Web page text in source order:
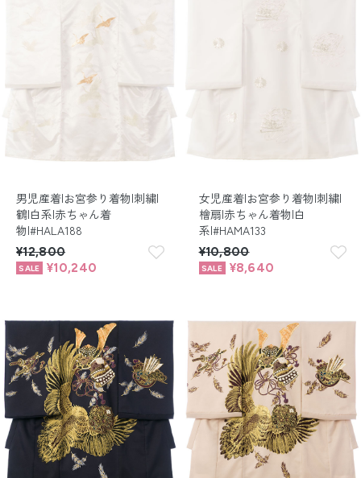
色打掛&紋付袴レンタル
引き振袖レンタル
小物販売品
男児産着|お宮参り着物|刺繍|
鶴|白系|赤ちゃん着
物|#HALA188
¥12,800
¥10,240
女児産着|お宮参り着物|刺繍|
檜扇|赤ちゃん着物|白
系|#HAMA133
¥10,800
¥8,640